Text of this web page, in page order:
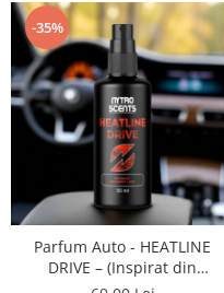
-35%
Parfum Auto - HEATLINE
DRIVE – (Inspirat din
Fahrenheit Dior)